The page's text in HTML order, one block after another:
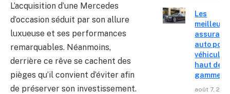
L’acquisition d’une Mercedes
d’occasion séduit par son allure
luxueuse et ses performances
remarquables. Néanmoins,
derrière ce rêve se cachent des
pièges qu’il convient d’éviter afin
de préserver son investissement.
Les
auto pour
véhicules
haut de
gamme
août 7,